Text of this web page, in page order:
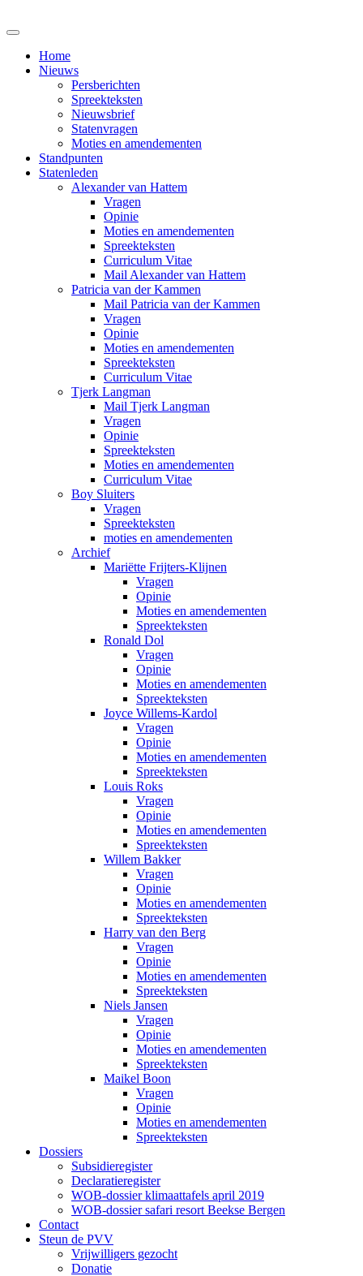
Home
Nieuws
Persberichten
Spreekteksten
Nieuwsbrief
Statenvragen
Moties en amendementen
Standpunten
Statenleden
Alexander van Hattem
Vragen
Opinie
Moties en amendementen
Spreekteksten
Curriculum Vitae
Mail Alexander van Hattem
Patricia van der Kammen
Mail Patricia van der Kammen
Vragen
Opinie
Moties en amendementen
Spreekteksten
Curriculum Vitae
Tjerk Langman
Mail Tjerk Langman
Vragen
Opinie
Spreekteksten
Moties en amendementen
Curriculum Vitae
Boy Sluiters
Vragen
Spreekteksten
moties en amendementen
Archief
Mariëtte Frijters-Klijnen
Vragen
Opinie
Moties en amendementen
Spreekteksten
Ronald Dol
Vragen
Opinie
Moties en amendementen
Spreekteksten
Joyce Willems-Kardol
Vragen
Opinie
Moties en amendementen
Spreekteksten
Louis Roks
Vragen
Opinie
Moties en amendementen
Spreekteksten
Willem Bakker
Vragen
Opinie
Moties en amendementen
Spreekteksten
Harry van den Berg
Vragen
Opinie
Moties en amendementen
Spreekteksten
Niels Jansen
Vragen
Opinie
Moties en amendementen
Spreekteksten
Maikel Boon
Vragen
Opinie
Moties en amendementen
Spreekteksten
Dossiers
Subsidieregister
Declaratieregister
WOB-dossier klimaattafels april 2019
WOB-dossier safari resort Beekse Bergen
Contact
Steun de PVV
Vrijwilligers gezocht
Donatie